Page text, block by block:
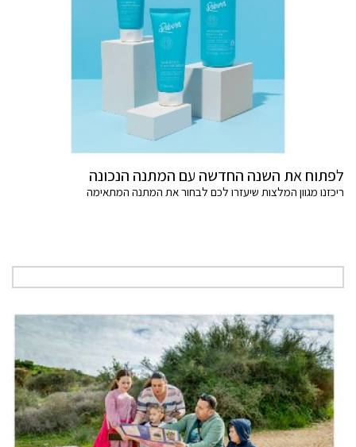
לפתוח את השנה החדשה עם המתנה הנכונה
ריכזנו מגוון המלצות שיעזרו לכם לבחור את המתנה המתאימה